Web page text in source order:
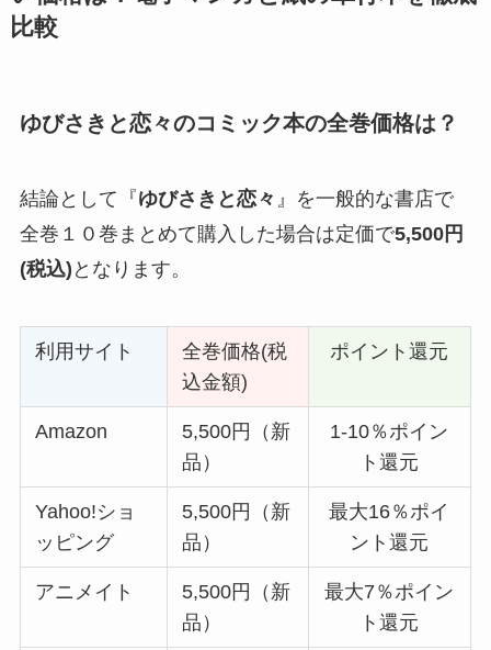
比較
ゆびさきと恋々のコミック本の全巻価格は？
結論として『ゆびさきと恋々 』を一般的な書店で
全巻１０巻まとめて購入した場合は定価で5,500円
(税込) となります。
利用サイト
全巻価格(税
込金額)
ポイント還元
Amazon
5,500円（新
品）
1-10％ポイン
ト還元
Yahoo!ショ
ッピング
5,500円（新
品）
最大16％ポイ
ント還元
アニメイト
5,500円（新
品）
最大7％ポイン
ト還元